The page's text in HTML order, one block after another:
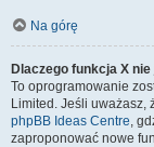
Na górę
Dlaczego funkcja X
To oprogramowanie
Limited. Jeśli uważasz,
phpBB Ideas Centre,
zaproponować nowe